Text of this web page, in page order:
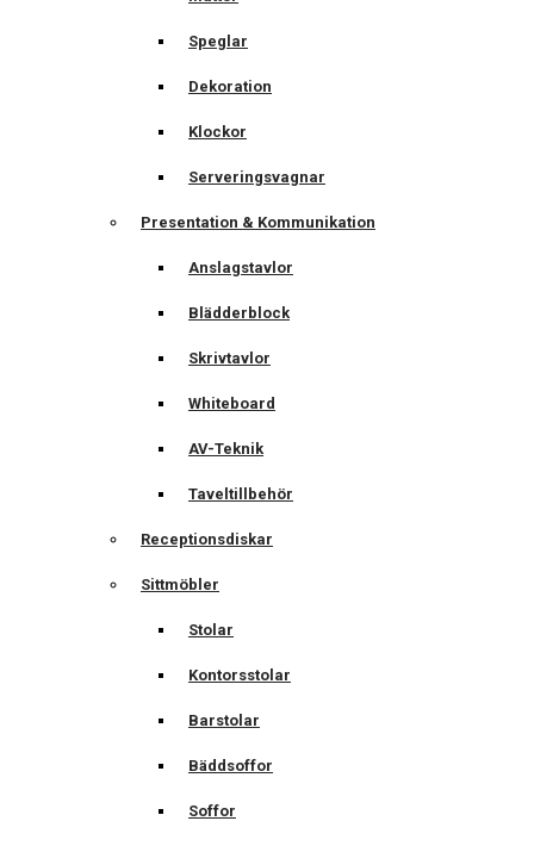
Speglar
Dekoration
Klockor
Serveringsvagnar
Presentation & Kommunikation
Anslagstavlor
Blädderblock
Skrivtavlor
Whiteboard
AV-Teknik
Taveltillbehör
Receptionsdiskar
Sittmöbler
Stolar
Kontorsstolar
Barstolar
Bäddsoffor
Soffor